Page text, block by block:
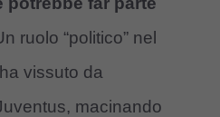
ruolo “politico” nel
vissuto da
macinando